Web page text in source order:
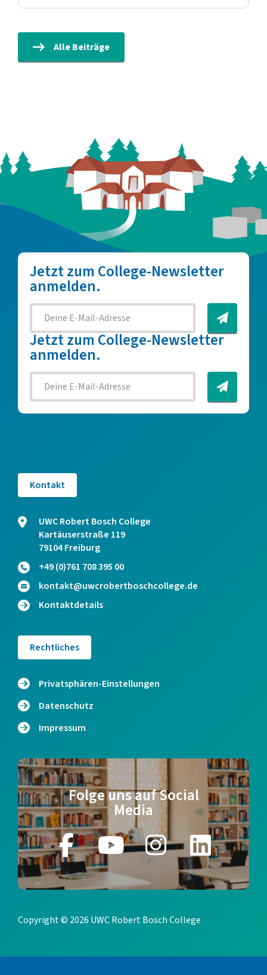
Alle Beiträge
Jetzt zum College-Newsletter
anmelden.
Jetzt zum College-Newsletter
anmelden.
Kontakt
UWC Robert Bosch College
Kartäuserstraße 119
79104 Freiburg
+49 (0)761 708 395 00
kontakt@uwcrobertboschcollege.de
Kontaktdetails
Rechtliches
Privatsphären-Einstellungen
Datenschutz
Impressum
Folge uns auf Social
Media
Copyright © 2026 UWC Robert Bosch College